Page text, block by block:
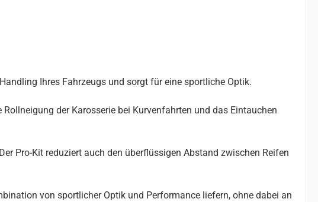
Ihres Fahrzeugs und sorgt für eine sportliche Optik.
der Karosserie bei Kurvenfahrten und das Eintauchen
Pro-Kit reduziert auch den überflüssigen Abstand zwischen Reifen
von sportlicher Optik und Performance liefern, ohne dabei an